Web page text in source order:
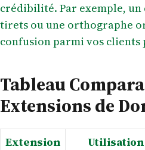
crédibilité. Par exemple, un
tirets ou une orthographe
confusion parmi vos clients
Tableau
Extensions de
Extension Utilisation